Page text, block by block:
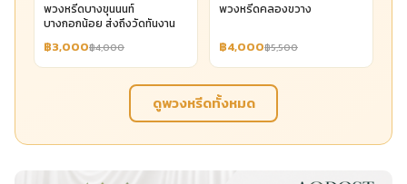
พวงหรีดบางขุนนนท์
บางกอกน้อย ส่งถึงวัดทันงาน
฿3,000฿4,000
พวงหรีดคลองขวาง
฿4,000฿5,500
ดูพวงหรีดทั้งหมด